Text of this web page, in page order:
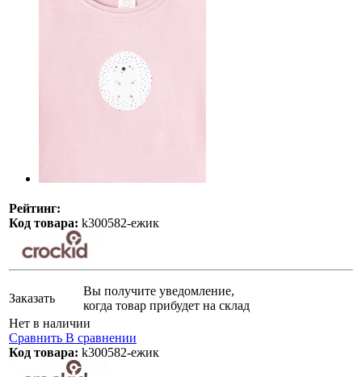
Рейтинг:
Код товара: k300582-ежик
Заказать
Вы получите уведомление,
когда товар прибудет на склад
Нет в наличии
Сравнить В сравнении
Код товара: k300582-ежик